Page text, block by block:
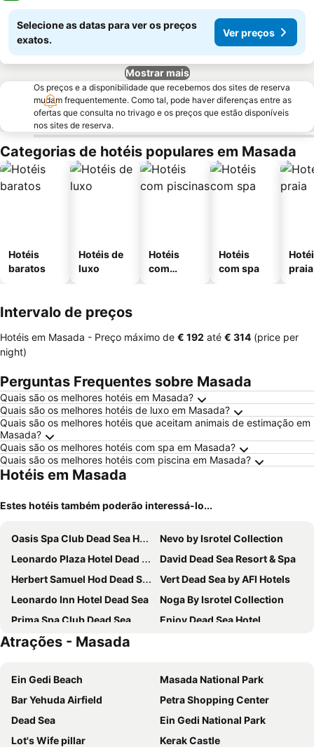
Selecione as datas para ver os preços
exatos.
Ver preços
Mostrar mais
Os preços e a disponibilidade que recebemos dos sites de reserva
mudam frequentemente. Como tal, pode haver diferenças entre as
ofertas que consulta no trivago e os preços que estão disponíveis
nos sites de reserva.
Categorias de hotéis populares em Masada
Hotéis
baratos
Hotéis de
luxo
Hotéis
com
Hotéis
com spa
praia
Intervalo de preços
Hotéis em Masada - Preço máximo de ‎€ 192 até ‎€ 314 (price per
night)
Perguntas Frequentes sobre Masada
Quais são os melhores hotéis em Masada?
Quais são os melhores hotéis de luxo em Masada?
Quais são os melhores hotéis que aceitam animais de estimação em
Masada?
Quais são os melhores hotéis com spa em Masada?
Quais são os melhores hotéis com piscina em Masada?
Hotéis em Masada
Estes hotéis também poderão interessá-lo...
Oasis Spa Club Dead Sea Hotel - 18 Plus
Nevo by Isrotel Collection
Leonardo Plaza Hotel Dead Sea
David Dead Sea Resort & Spa
Herbert Samuel Hod Dead Sea Hotel
Vert Dead Sea by AFI Hotels
Leonardo Inn Hotel Dead Sea
Noga By Isrotel Collection
Prima Spa Club Dead Sea
Enjoy Dead Sea Hotel
Herods Hotel Dead Sea
Atrações - Masada
Ein Gedi Beach
Masada National Park
Bar Yehuda Airfield
Petra Shopping Center
Dead Sea
Ein Gedi National Park
Lot's Wife pillar
Kerak Castle